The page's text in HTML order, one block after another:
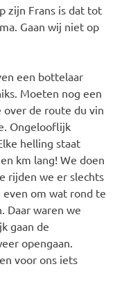
zijn Frans is dat tot
Gaan wij niet op
een bottelaar
Moeten nog een
de route du vin
Ongelooflijk
helling staat
km lang! We doen
rijden we er slechts
om wat rond te
Daar waren we
gaan de
opengaan.
voor ons iets